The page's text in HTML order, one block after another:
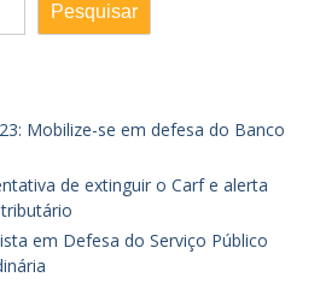
Pesquisar
Mobilize-se em defesa do Banco
de extinguir o Carf e alerta
em Defesa do Serviço Público